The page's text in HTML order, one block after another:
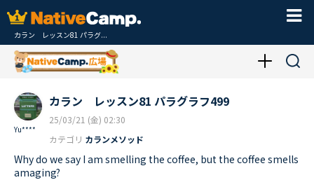
カラン レッスン81 パラグ...
Yu****
カラン レッスン81 パラグラフ499
25/03/21 (金) 02:30
カテゴリ カランメソッド
Why do we say I am smelling the coffee, but the coffee smells
amaging?